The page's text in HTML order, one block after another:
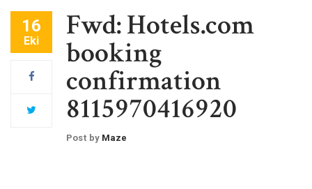
16
Eki Fwd: Hotels.com
booking
confirmation
8115970416920
Post by Maze